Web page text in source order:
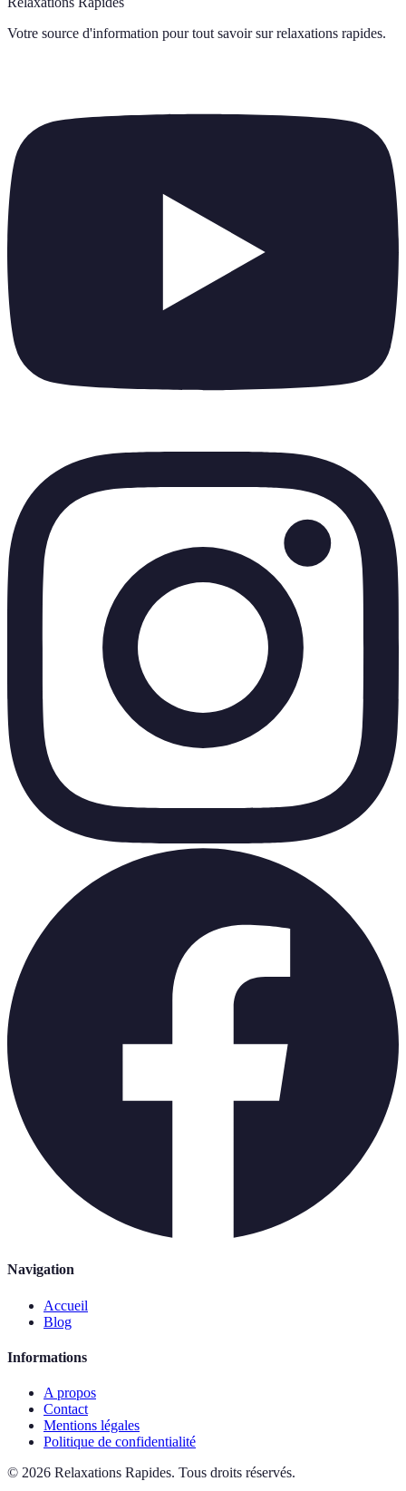
Votre source d'information pour tout savoir sur relaxations rapides.
Navigation
Accueil
Blog
Informations
A propos
Contact
Mentions légales
Politique de confidentialité
© 2026 Relaxations Rapides. Tous droits réservés.